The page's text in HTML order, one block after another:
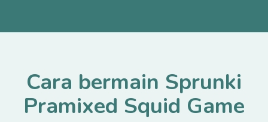
Cara bermain Sprunki
Pramixed Squid Game